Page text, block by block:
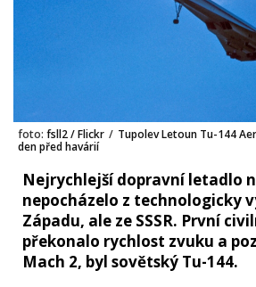
foto: fsll2 / Flickr / Tupolev Letoun Tu-144
den před havárií
Nejrychlejší dopravní letadlo
nepocházelo z technologicky
Západu, ale ze SSSR. První
překonalo rychlost zvuku a
Mach 2, byl sovětský Tu-144.